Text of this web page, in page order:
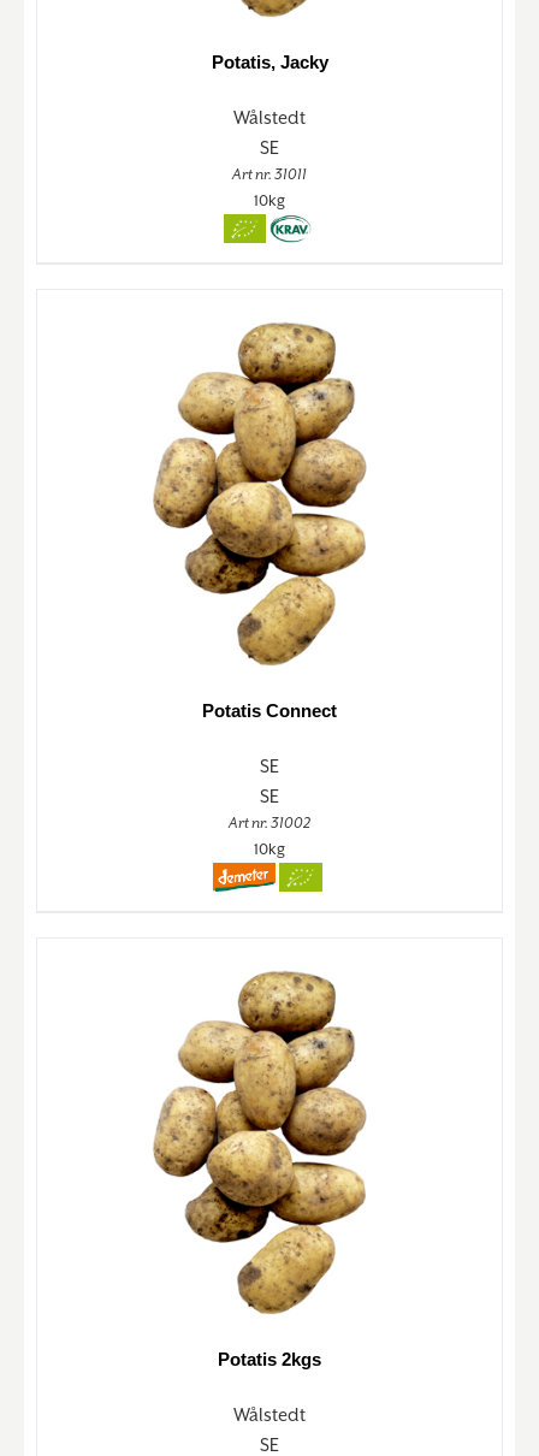
Potatis, Jacky
Wålstedt
SE
Art nr. 31011
10kg
Potatis Connect
SE
SE
Art nr. 31002
10kg
Potatis 2kgs
Wålstedt
SE